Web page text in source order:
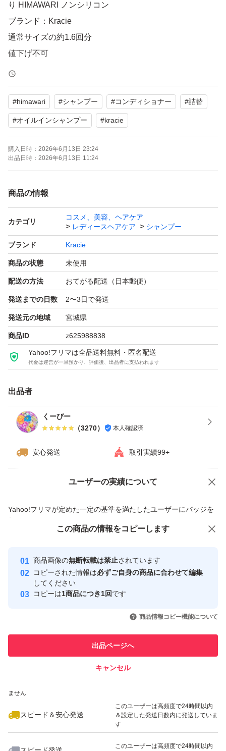
り HIMAWARI ノンシリコン
ブランド：Kracie
通常サイズの約1.6回分
値下げ不可
#himawari #シャンプー #コンディショナー #詰替
#オイルインシャンプー #kracie
購入日時： 2026年6月13日 23:24
出品日時： 2026年6月13日 11:24
商品の情報
カテゴリ
コスメ、美容、ヘアケア
レディースヘアケア
シャンプー
ブランド Kracie
商品の状態 未使用
配送の方法 おてがる配送（日本郵便）
発送までの日数 2〜3日で発送
発送元の地域 宮城県
商品ID z625988838
Yahoo!フリマは全品送料無料・匿名配送
代金は運営が一旦預かり、評価後、出品者に支払われます
出品者
くーぴー
（3270） 本人確認済
安心発送 取引実績99+
ユーザーの実績について
Yahoo!フリマが定めた一定の基準を満たしたユーザーにバッジを
付与しています
安心取引出品者
心・安全なユーザーです
取引実績
引を完了させた実績があります
での取引実績があります
ません
スピード＆安心発送
このユーザーは高頻度で24時間以内
＆設定した発送日数内に発送していま
す
このユーザーは高頻度で24時間以内
価格の相談 商品への質問
この商品の情報をコピーします
商品画像の無断転載は禁止されています
コピーされた情報は必ずご自身の商品に合わせて編集
してください
コピーは1商品につき1回です
商品情報コピー機能について
出品ページへ
キャンセル
この商品をみている人にオススメ